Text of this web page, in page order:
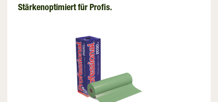
Stärkenoptimiert für Profis.